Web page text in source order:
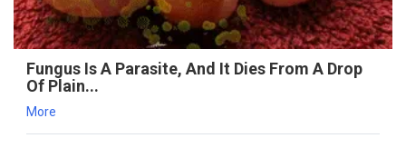
Fungus Is A Parasite, And It Dies From A Drop
Of Plain...
More